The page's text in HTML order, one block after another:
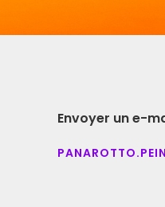
Envoyer un e-